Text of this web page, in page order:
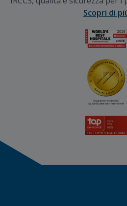
Scopri di